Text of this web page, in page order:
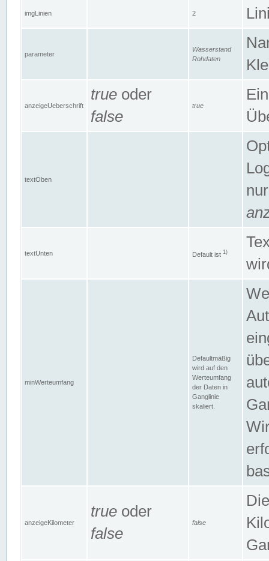
imgLinien 2
parameter
Wasserstand
Rohdaten
anzeigeUeberschrift
true oder
false
true
textOben
textUnten Default ist 1)
minWerteumfang
Defaultmäßig
wird auf den
Werteumfang
der Daten in
Ganglinie
skaliert.
anzeigeKilometer
true oder
false
false